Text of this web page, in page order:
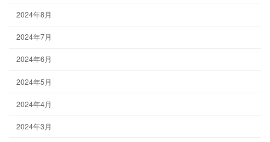
2024年8月
2024年7月
2024年6月
2024年5月
2024年4月
2024年3月